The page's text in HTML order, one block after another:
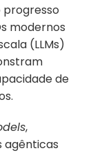
progresso
modernos
(LLMs)
de
,
agênticas